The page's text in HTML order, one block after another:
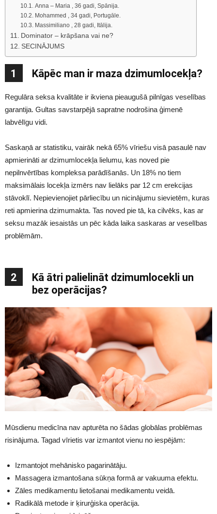
Anna – Maria , 36 gadi, Spānija.
Mohammed , 34 gadi, Portugāle.
Massimiliano , 28 gadi, Itālija.
Dominator – krāpšana vai ne?
SECINĀJUMS
1 Kāpēc man ir maza dzimumlocekļa?
Regulāra seksa kvalitāte ir ikviena pieaugušā pilnīgas veselības
garantija. Gultas savstarpējā sapratne nodrošina ģimenē
labvēlīgu vidi.
Saskaņā ar statistiku, vairāk nekā 65% vīriešu visā pasaulē nav
apmierināti ar dzimumlocekļa lielumu, kas noved pie
nepilnvērtības kompleksa parādīšanās. Un 18% no tiem
maksimālais locekļa izmērs nav lielāks par 12 cm erekcijas
stāvoklī. Nepievienojiet pārliecību un nicinājumu sievietēm, kuras
reti apmierina dzimumakta. Tas noved pie tā, ka cilvēks, kas ar
seksu mazāk iesaistās un pēc kāda laika saskaras ar veselības
problēmām.
2
Kā ātri palielināt dzimumlocekli un
bez operācijas?
Mūsdienu medicīna nav apturēta no šādas globālas problēmas
risinājuma. Tagad vīrietis var izmantot vienu no iespējām:
Izmantojot mehānisko pagarinātāju.
Massagera izmantošana sūkņa formā ar vakuuma efektu.
Zāles medikamentu lietošanai medikamentu veidā.
Radikālā metode ir ķirurģiska operācija.